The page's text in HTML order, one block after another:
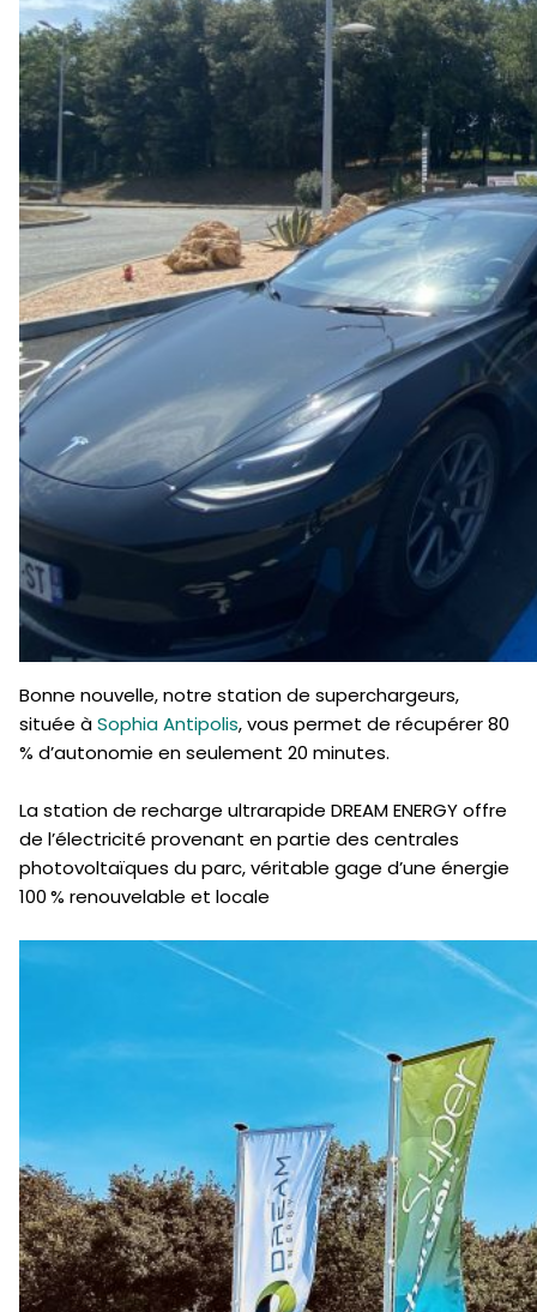
Bonne nouvelle, notre station de superchargeurs,
située àSophia Antipolis, vous permet de récupérer 80
% d’autonomie en seulement 20 minutes.
La station de recharge ultrarapide DREAM ENERGY offre
de l’électricité provenant en partie des centrales
photovoltaïques du parc, véritable gage d’une énergie
100 % renouvelable et locale